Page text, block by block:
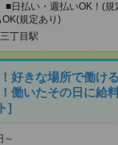
日払い・週払いOK！(規
規定あり)
丁目駅
好きな場所で働け
働いたその日に給
]
～